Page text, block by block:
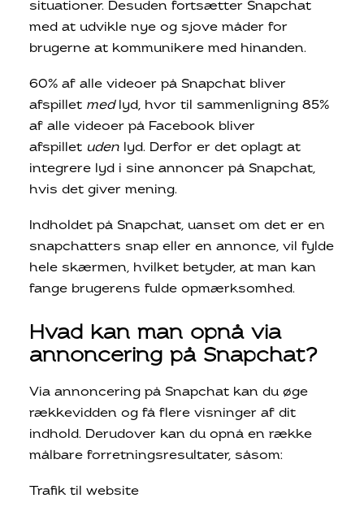
situationer. Desuden fortsætter Snapchat
med at udvikle nye og sjove måder for
brugerne at kommunikere med hinanden.
60% af alle videoer på Snapchat bliver
afspillet medlyd, hvor til sammenligning 85%
af alle videoer på Facebook bliver
afspillet uden lyd. Derfor er det oplagt at
integrere lyd i sine annoncer på Snapchat,
hvis det giver mening.
Indholdet på Snapchat, uanset om det er en
snapchatters snap eller en annonce, vil fylde
hele skærmen, hvilket betyder, at man kan
fange brugerens fulde opmærksomhed.
Hvad kan man opnå via
annoncering på Snapchat?
Via annoncering på Snapchat kan du øge
rækkevidden og få flere visninger af dit
indhold. Derudover kan du opnå en række
målbare forretningsresultater, såsom:
Trafik til website